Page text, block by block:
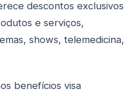
descontos exclusivos
e serviços,
shows, telemedicina,
benefícios visa